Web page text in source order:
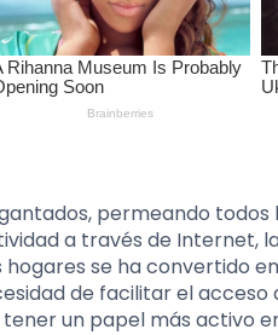
permeando
a través de Internet,
se ha convertido
de facilitar el acceso
un papel más activo